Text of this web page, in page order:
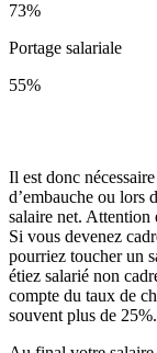
73%
Portage salariale
55%
Il est donc
d’embauche ou lors
salaire net. Attention
Si vous devenez
pourriez toucher un
étiez salarié non
compte du taux de
souvent plus de 25%.